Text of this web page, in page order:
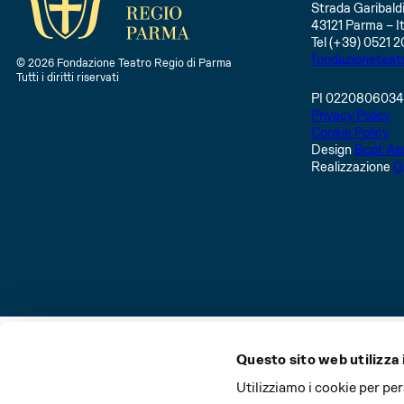
Questo sito web utilizza
Utilizziamo i cookie per
© 2026 Fondazione Teatro Regio di Parma
Tutti i diritti riservati
Strada
43121 Parma –
Tel (+39) 0521
PI
Privacy Policy
Cookie Policy
Design Bcpt
Realizzazione
La Stagione del Teatro Regio di Parma e il Festival